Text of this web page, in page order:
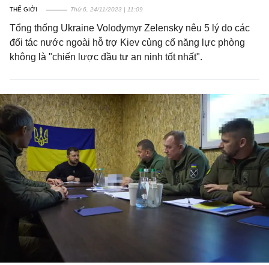
THẾ GIỚI Thứ 6, 24/11/2023 | 11:09
Tổng thống Ukraine Volodymyr Zelensky nêu 5 lý do các
đối tác nước ngoài hỗ trợ Kiev củng cố năng lực phòng
không là "chiến lược đầu tư an ninh tốt nhất".